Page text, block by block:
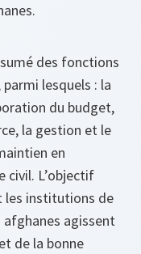
des fonctions
lesquels : la
du budget,
la gestion et le
en
civil. L’objectif
les institutions de
agissent
de la bonne